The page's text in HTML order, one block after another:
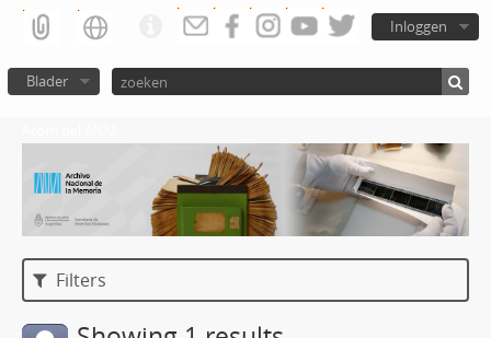
Inloggen
Blader
Filters